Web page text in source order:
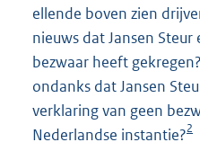
ellende boven zien
nieuws dat Jansen
bezwaar heeft
ondanks dat Jansen
verklaring van geen
Nederlandse instantie?2